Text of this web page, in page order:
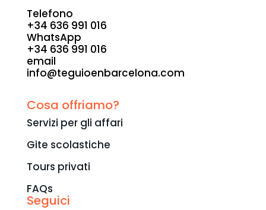
Telefono
+34 636 991 016
WhatsApp
+34 636 991 016
email
info@teguioenbarcelona.com
Cosa offriamo?
Servizi per gli affari
Gite scolastiche
Tours privati
FAQs
Seguici